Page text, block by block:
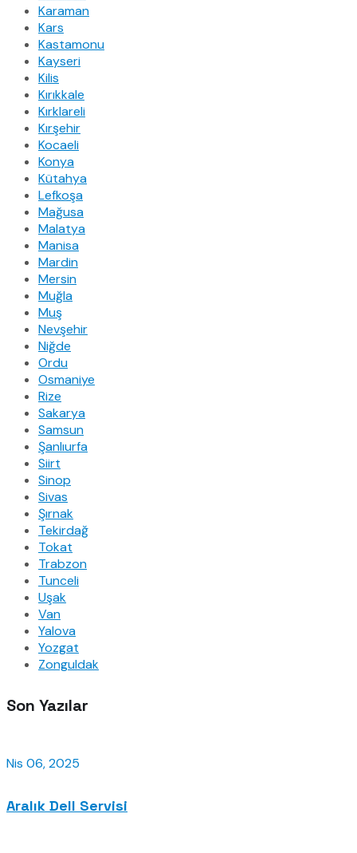
Karaman
Kars
Kastamonu
Kayseri
Kilis
Kırıkkale
Kırklareli
Kırşehir
Kocaeli
Konya
Kütahya
Lefkoşa
Mağusa
Malatya
Manisa
Mardin
Mersin
Muğla
Muş
Nevşehir
Niğde
Ordu
Osmaniye
Rize
Sakarya
Samsun
Şanlıurfa
Siirt
Sinop
Sivas
Şırnak
Tekirdağ
Tokat
Trabzon
Tunceli
Uşak
Van
Yalova
Yozgat
Zonguldak
Son Yazılar
Nis 06, 2025
Aralık Dell Servisi